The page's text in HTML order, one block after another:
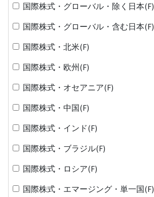
国際株式・グローバル・除く日本(F)
国際株式・グローバル・含む日本(F)
国際株式・北米(F)
国際株式・欧州(F)
国際株式・オセアニア(F)
国際株式・中国(F)
国際株式・インド(F)
国際株式・ブラジル(F)
国際株式・ロシア(F)
国際株式・エマージング・単一国(F)